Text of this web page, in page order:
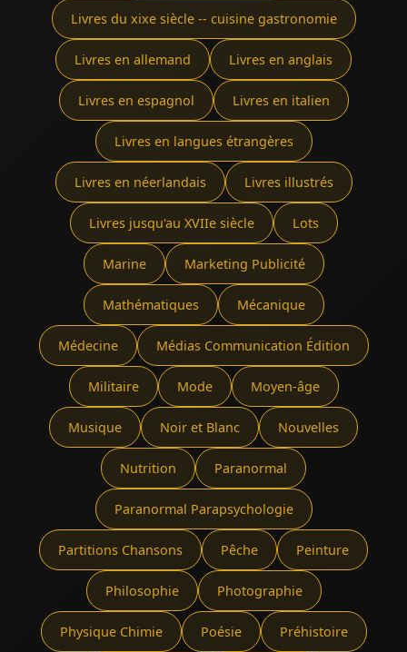
Livres du xixe siècle -- cuisine gastronomie
Livres en allemand Livres en anglais
Livres en espagnol Livres en italien
Livres en langues étrangères
Livres en néerlandais Livres illustrés
Livres jusqu'au XVIIe siècle Lots
Marine Marketing Publicité
Mathématiques Mécanique
Médecine Médias Communication Édition
Militaire Mode Moyen-âge
Musique Noir et Blanc Nouvelles
Nutrition Paranormal
Paranormal Parapsychologie
Partitions Chansons Pêche Peinture
Philosophie Photographie
Physique Chimie Poésie Préhistoire